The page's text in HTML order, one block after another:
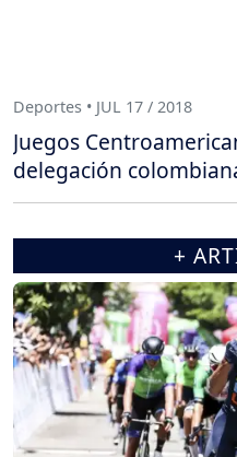
Deportes • JUL 17 / 2018
Juegos
delegación
+